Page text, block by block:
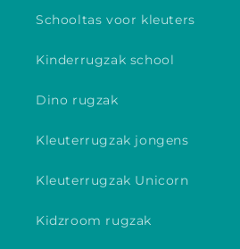
Schooltas voor kleuters
Kinderrugzak school
Dino rugzak
Kleuterrugzak jongens
Kleuterrugzak Unicorn
Kidzroom rugzak